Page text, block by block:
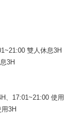
雙人休息3H
3H
、17:01~21:00 使用
3H